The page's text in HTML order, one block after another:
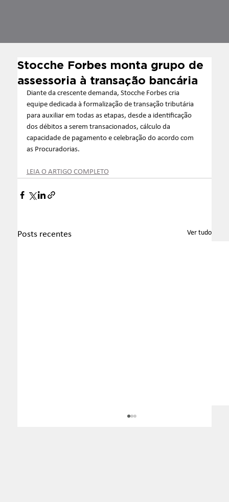
Stocche Forbes monta grupo de
assessoria à transação bancária
Diante da crescente demanda, Stocche Forbes cria
equipe dedicada à formalização de transação tributária
para auxiliar em todas as etapas, desde a identificação
dos débitos a serem transacionados, cálculo da
capacidade de pagamento e celebração do acordo com
as Procuradorias.
LEIA O ARTIGO COMPLETO
Posts recentes Ver tudo